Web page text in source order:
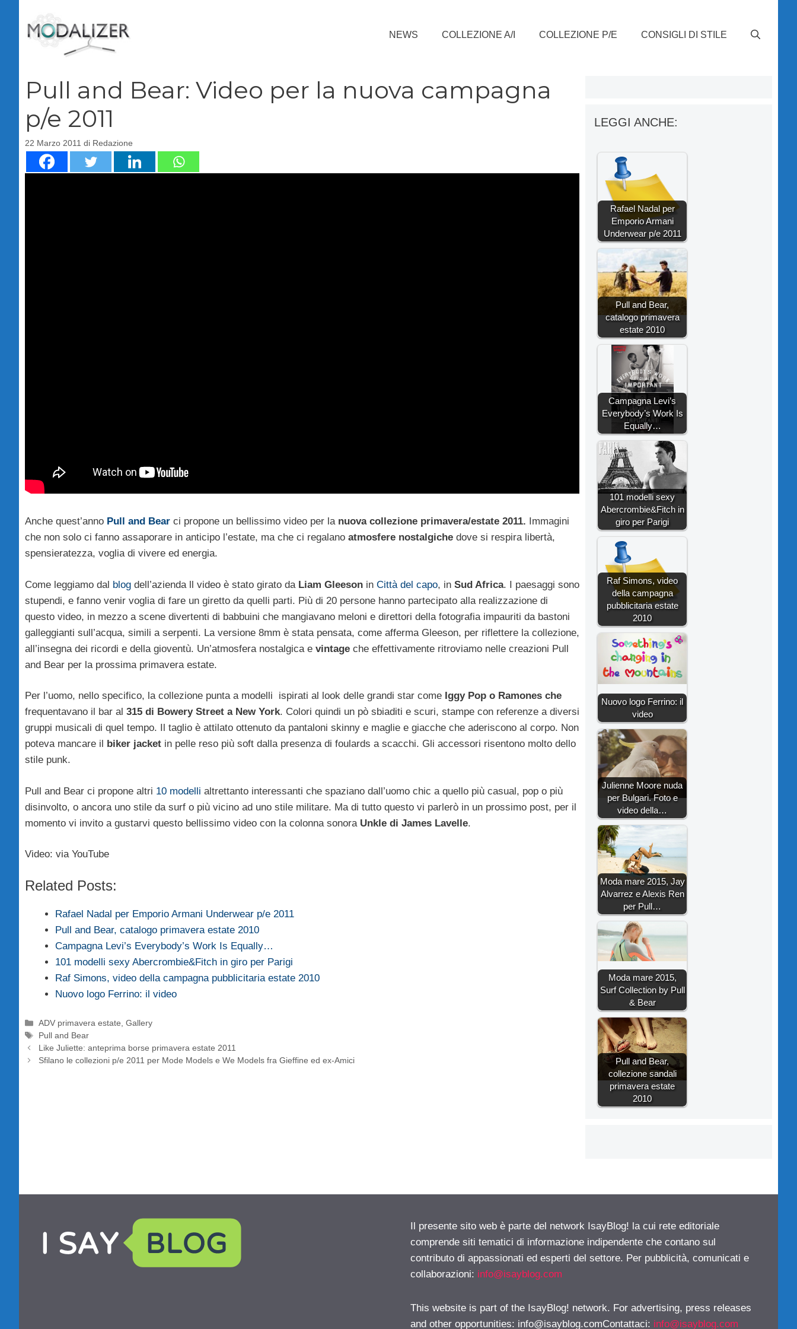
contenuto
NEWS COLLEZIONE A/I COLLEZIONE P/E CONSIGLI DI STILE
Pull and Bear: Video per la nuova campagna
p/e 2011
22 Marzo 2011 di Redazione
Anche quest’anno Pull and Bear ci propone un bellissimo video per la nuova collezione primavera/estate 2011. Immagini
che non solo ci fanno assaporare in anticipo l’estate, ma che ci regalano atmosfere nostalgiche dove si respira libertà,
spensieratezza, voglia di vivere ed energia.
Come leggiamo dal blog dell’azienda ll video è stato girato da Liam Gleeson in Città del capo, in Sud Africa. I paesaggi sono
stupendi, e fanno venir voglia di fare un giretto da quelli parti. Più di 20 persone hanno partecipato alla realizzazione di
questo video, in mezzo a scene divertenti di babbuini che mangiavano meloni e direttori della fotografia impauriti da bastoni
galleggianti sull’acqua, simili a serpenti. La versione 8mm è stata pensata, come afferma Gleeson, per riflettere la collezione,
all’insegna dei ricordi e della gioventù. Un’atmosfera nostalgica e vintage che effettivamente ritroviamo nelle creazioni Pull
and Bear per la prossima primavera estate.
Per l’uomo, nello specifico, la collezione punta a modelli ispirati al look delle grandi star come Iggy Pop o Ramones che
frequentavano il bar al 315 di Bowery Street a New York. Colori quindi un pò sbiaditi e scuri, stampe con referenze a diversi
gruppi musicali di quel tempo. Il taglio è attilato ottenuto da pantaloni skinny e maglie e giacche che aderiscono al corpo. Non
poteva mancare il
biker jacket in pelle reso più soft dalla presenza di foulards a scacchi. Gli accessori risentono molto dello
stile punk.
Pull and Bear ci propone altri 10 modelli altrettanto interessanti che spaziano dall’uomo chic a quello più casual, pop o più
disinvolto, o ancora uno stile da surf o più vicino ad uno stile militare. Ma di tutto questo vi parlerò in un prossimo post, per il
momento vi invito a gustarvi questo bellissimo video con la colonna sonoraUnkle di James Lavelle.
Video: via YouTube
Related Posts:
Rafael Nadal per Emporio Armani Underwear p/e 2011
Pull and Bear, catalogo primavera estate 2010
Campagna Levi’s Everybody’s Work Is Equally…
101 modelli sexy Abercrombie&Fitch in giro per Parigi
Raf Simons, video della campagna pubblicitaria estate 2010
Nuovo logo Ferrino: il video
Categorie
ADV primavera estate,Gallery
Tag
Pull and Bear
Like Juliette: anteprima borse primavera estate 2011
Sfilano le collezioni p/e 2011 per Mode Models e We Models fra Gieffine ed ex-Amici
LEGGI ANCHE:
Rafael Nadal per
Emporio Armani
Underwear p/e 2011
Pull and Bear,
catalogo primavera
estate 2010
Campagna Levi’s
Everybody’s Work Is
Equally…
101 modelli sexy
Abercrombie&Fitch in
giro per Parigi
Raf Simons, video
della campagna
pubblicitaria estate
2010
Nuovo logo Ferrino: il
video
Julienne Moore nuda
per Bulgari. Foto e
video della…
Moda mare 2015, Jay
Alvarrez e Alexis Ren
per Pull…
Moda mare 2015,
Surf Collection by Pull
& Bear
Pull and Bear,
collezione sandali
primavera estate
2010
Il presente sito web è parte del network IsayBlog! la cui rete editoriale
comprende siti tematici di informazione indipendente che contano sul
contributo di appassionati ed esperti del settore. Per pubblicità, comunicati e
collaborazioni: info@isayblog.com
This website is part of the IsayBlog! network. For advertising, press releases
and other opportunities: info@isayblog.comContattaci: info@isayblog.com